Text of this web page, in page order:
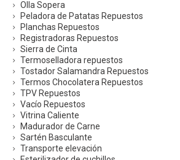
Olla Sopera
Peladora de Patatas Repuestos
Planchas Repuestos
Registradoras Repuestos
Sierra de Cinta
Termoselladora repuestos
Tostador Salamandra Repuestos
Termos Chocolatera Repuestos
TPV Repuestos
Vacío Repuestos
Vitrina Caliente
Madurador de Carne
Sartén Basculante
Transporte elevación